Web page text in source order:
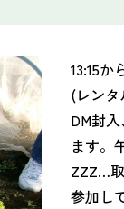
13:15
(レンタ
DM封
ます。
ZZZ…
参加し